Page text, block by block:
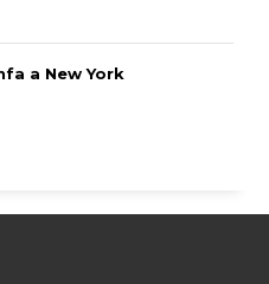
a New York